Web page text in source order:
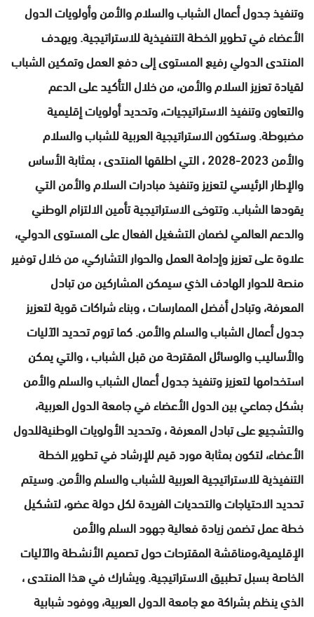
وتنفيذ جدول أعمال الشباب والسلام والأمن وأولويات الدول
الأعضاء في تطوير الخطة التنفيذية للاستراتيجية. ويهدف
المنتدى الدولي رفيع المستوى إلى دفع العمل وتمكين الشباب
لقيادة تعزيز السلام والأمن، من خلال التأكيد على الدعم
والتعاون وتنفيذ الاستراتيجيات، وتحديد أولويات إقليمية
مضبوطة. وستكون الاستراتيجية العربية للشباب والسلام
والأمن 2023-2028 ، التي اطلقها المنتدى ، بمثابة الأساس
والإطار الرئيسي لتعزيز وتنفيذ مبادرات السلام والأمن التي
يقودها الشباب. وتتوخى الاستراتيجية تأمين الالتزام الوطني
والدعم العالمي لضمان التشغيل الفعال على المستوى الدولي،
علاوة على تعزيز وإدامة العمل والحوار التشاركي، من خلال توفير
منصة للحوار الهادف الذي سيمكن المشاركين من تبادل
المعرفة، وتبادل أفضل الممارسات ، وبناء شراكات قوية لتعزيز
جدول أعمال الشباب والسلم والأمن. كما تروم تحديد الآليات
والأساليب والوسائل المقترحة من قبل الشباب ، والتي يمكن
استخدامها لتعزيز وتنفيذ جدول أعمال الشباب والسلم والأمن
بشكل جماعي بين الدول الأعضاء في جامعة الدول العربية،
والتشجيع على تبادل المعرفة ، وتحديد الأولويات الوطنيةللدول
الأعضاء، لتكون بمثابة مورد قيم للإرشاد في تطوير الخطة
التنفيذية للاستراتيجية العربية للشباب والسلم والأمن. وسيتم
تحديد الاحتياجات والتحديات الفريدة لكل دولة عضو، لتشكيل
خطة عمل تضمن زيادة فعالية جهود السلم والأمن
الإقليمية،ومناقشة المقترحات حول تصميم الأنشطة والآليات
الخاصة بسبل تطبيق الاستراتيجية. ويشارك في هذا المنتدى ،
الذي ينظم بشراكة مع جامعة الدول العربية، ووفود شبابية